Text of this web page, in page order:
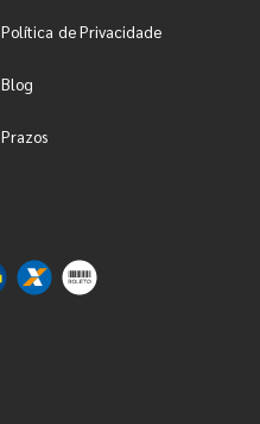
Política de Privacidade
Blog
Prazos